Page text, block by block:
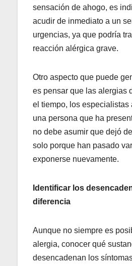
sensación de ahogo, es
acudir de inmediato a un
urgencias, ya que podría
reacción alérgica grave.
Otro aspecto que puede
es pensar que las alergias
el tiempo, los especialistas
una persona que ha
no debe asumir que dejó
solo porque han pasado
exponerse nuevamente.
Identificar los
diferencia
Aunque no siempre es
alergia, conocer qué
desencadenan los